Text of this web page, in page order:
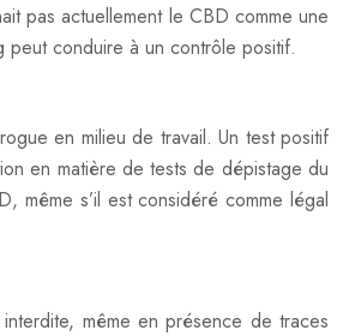
pas actuellement le CBD comme une
conduire à un contrôle positif.
en milieu de travail. Un test positif
en matière de tests de dépistage du
même s’il est considéré comme légal
même en présence de traces